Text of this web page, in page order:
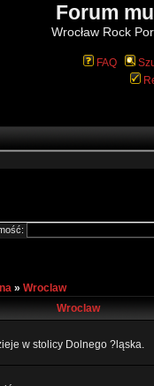
Forum
Wrocław Rock
FAQ
» Wroclaw
Wroclaw
w stolicy Dolnego ?ląska.